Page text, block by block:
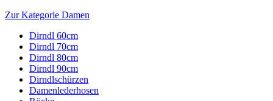
Zur Kategorie Damen
Dirndl 60cm
Dirndl 70cm
Dirndl 80cm
Dirndl 90cm
Dirndlschürzen
Damenlederhosen